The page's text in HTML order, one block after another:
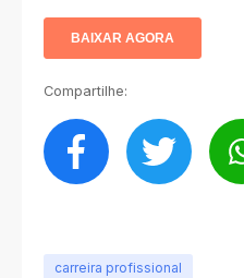
Compartilhe:
carreira profissional